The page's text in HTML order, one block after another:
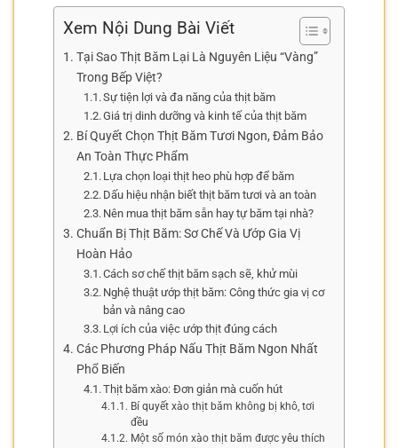
Xem Nội Dung Bài Viết
Tại Sao Thịt Băm Lại Là Nguyên Liệu “Vàng”
Trong Bếp Việt?
Sự tiện lợi và đa năng của thịt băm
Giá trị dinh dưỡng và kinh tế của thịt băm
Bí Quyết Chọn Thịt Băm Tươi Ngon, Đảm Bảo
An Toàn Thực Phẩm
Lựa chọn loại thịt heo phù hợp để băm
Dấu hiệu nhận biết thịt băm tươi và an toàn
Nên mua thịt băm sẵn hay tự băm tại nhà?
Chuẩn Bị Thịt Băm: Sơ Chế Và Ướp Gia Vị
Hoàn Hảo
Cách sơ chế thịt băm sạch sẽ, khử mùi
Nghệ thuật ướp thịt băm: Công thức gia vị cơ
bản và nâng cao
Lợi ích của việc ướp thịt đúng cách
Các Phương Pháp Nấu Thịt Băm Ngon Nhất
Phổ Biến
Thịt băm xào: Đơn giản mà cuốn hút
Bí quyết xào thịt băm không bị khô, tơi
đều
Một số món xào thịt băm được yêu thích